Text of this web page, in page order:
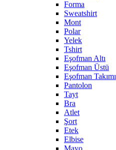
Forma
Sweatshirt
Mont
Polar
Yelek
Tshirt
Eşofman Altı
Eşofman Üstü
Eşofman Takımı
Pantolon
Tayt
Bra
Atlet
Şort
Etek
Elbise
Mayo